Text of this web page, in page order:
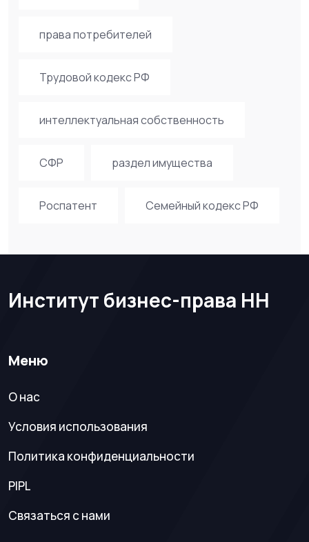
права потребителей
Трудовой кодекс РФ
интеллектуальная собственность
СФР раздел имущества
Роспатент Семейный кодекс РФ
Институт бизнес-права НН
Меню
О нас
Условия использования
Политика конфиденциальности
PIPL
Связаться с нами